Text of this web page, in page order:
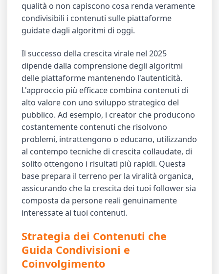
qualità o non capiscono cosa renda veramente
condivisibili i contenuti sulle piattaforme
guidate dagli algoritmi di oggi.
Il successo della crescita virale nel 2025
dipende dalla comprensione degli algoritmi
delle piattaforme mantenendo l'autenticità.
L'approccio più efficace combina contenuti di
alto valore con uno sviluppo strategico del
pubblico. Ad esempio, i creator che producono
costantemente contenuti che risolvono
problemi, intrattengono o educano, utilizzando
al contempo tecniche di crescita collaudate, di
solito ottengono i risultati più rapidi. Questa
base prepara il terreno per la viralità organica,
assicurando che la crescita dei tuoi follower sia
composta da persone reali genuinamente
interessate ai tuoi contenuti.
Strategia dei Contenuti che
Guida Condivisioni e
Coinvolgimento